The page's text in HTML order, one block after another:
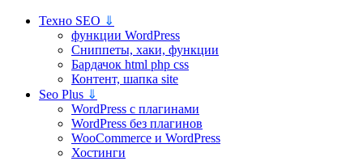
Техно SEO ⇓
функции WordPress
Сниппеты, хаки, функции
Бардачок html php css
Контент, шапка site
Seo Plus ⇓
WordPress c плагинами
WordPress без плагинов
WooCommerce и WordPress
Хостинги